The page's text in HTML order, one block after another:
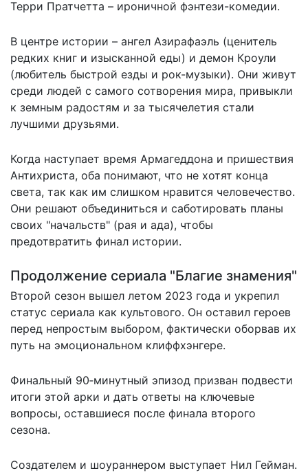
Терри Пратчетта – ироничной фэнтези-комедии.
В центре истории – ангел Азирафаэль (ценитель
редких книг и изысканной еды) и демон Кроули
(любитель быстрой езды и рок-музыки). Они живут
среди людей с самого сотворения мира, привыкли
к земным радостям и за тысячелетия стали
лучшими друзьями.
Когда наступает время Армагеддона и пришествия
Антихриста, оба понимают, что не хотят конца
света, так как им слишком нравится человечество.
Они решают объединиться и саботировать планы
своих "начальств" (рая и ада), чтобы
предотвратить финал истории.
Продолжение сериала "Благие знамения"
Второй сезон вышел летом 2023 года и укрепил
статус сериала как культового. Он оставил героев
перед непростым выбором, фактически оборвав их
путь на эмоциональном клиффхэнгере.
Финальный 90‑минутный эпизод призван подвести
итоги этой арки и дать ответы на ключевые
вопросы, оставшиеся после финала второго
сезона.
Создателем и шоураннером выступает Нил Гейман.